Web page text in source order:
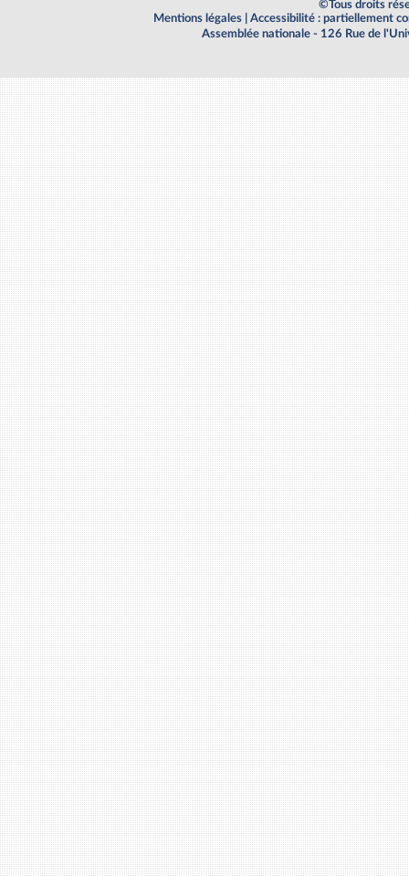
©Tous droits
Mentions légales
Accessibilité : partiellement
Assemblée nationale - 126 Rue de